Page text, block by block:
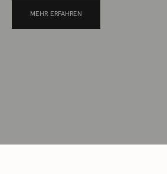
MEHR ERFAHREN